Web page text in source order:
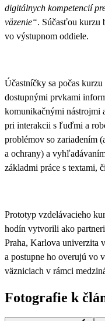
digitálnych kompetencií
väzenie“. Súčasťou kurzu
vo výstupnom oddiele.
Účastníčky sa počas
dostupnými prvkami
komunikačnými nástrojmi
pri interakcii s ľuďmi a
problémov so zariadením
a ochrany) a
základmi práce s textami,
Prototyp vzdelávacieho
hodín vytvorili ako
Praha, Karlova univerzita
a postupne ho overujú vo
väzniciach v rámci
Fotografie k